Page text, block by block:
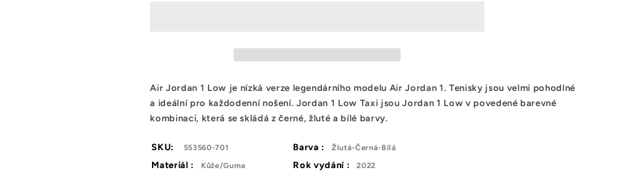
Air Jordan 1 Low je nízká verze legendárního modelu Air Jordan 1. Tenisky jsou velmi pohodlné
a ideálnípro každodenní nošení. Jordan 1 Low Taxi jsou Jordan 1 Low v povedené barevné
kombinaci, která se skládá z černé, žluté a bílé barvy.
SKU: 553560-701 Barva : Žlutá-Černá-Bílá
Materiál : Kůže/Guma Rok vydání : 2022